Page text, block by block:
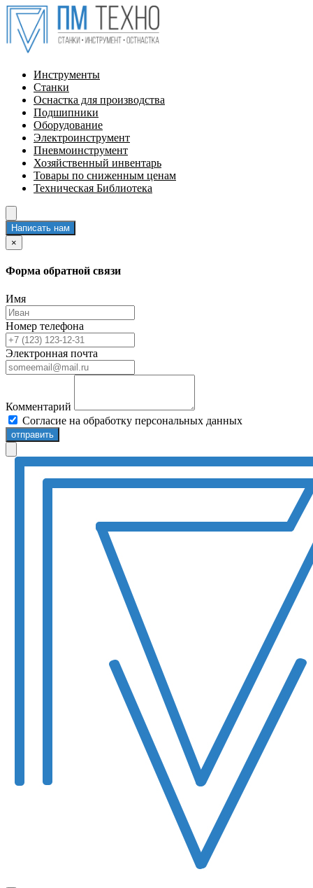
Инструменты
Станки
Оснастка для производства
Подшипники
Оборудование
Электроинструмент
Пневмоинструмент
Хозяйственный инвентарь
Товары по сниженным ценам
Техническая Библиотека
Написать нам
×
Форма обратной связи
Имя
Номер телефона
Электронная почта
Комментарий
Согласие на обработку персональных данных
отправить